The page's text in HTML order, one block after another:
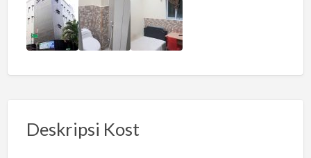
Deskripsi Kost